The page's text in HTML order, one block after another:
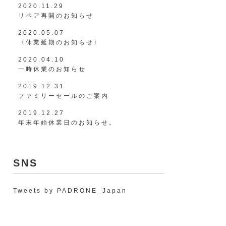
2020.11.29
リペア再開のお知らせ
2020.05.07
〈休業延期のお知らせ〉
2020.04.10
一時休業のお知らせ
2019.12.31
ファミリーセールのご案内
2019.12.27
年末年始休業日のお知らせ。
SNS
Tweets by PADRONE_Japan